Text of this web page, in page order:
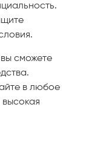
сможете
в любое